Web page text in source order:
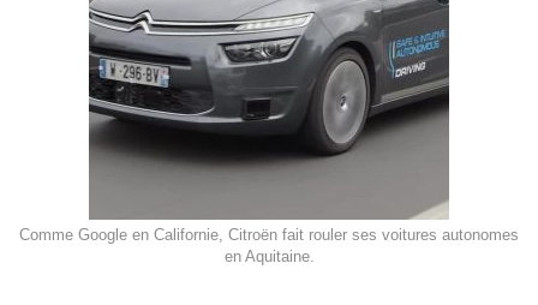
Comme Google en Californie, Citroën fait rouler ses voitures autonomes
en Aquitaine.